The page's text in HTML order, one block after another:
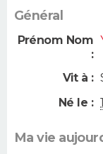
Général
Prénom Nom
:
Vit à :
Né le :
Ma vie